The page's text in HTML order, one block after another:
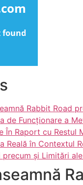
Rabbit Road
de Funcționare a
În Raport cu Restul
Reală în Contextul
precum și Limitări